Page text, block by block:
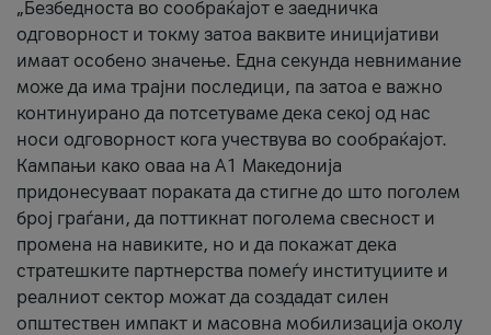
„Безбедноста во сообраќајот е заедничка
одговорност и токму затоа ваквите иницијативи
имаат особено значење. Една секунда невнимание
може да има трајни последици, па затоа е важно
континуирано да потсетуваме дека секој од нас
носи одговорност кога учествува во сообраќајот.
Кампањи како оваа на A1 Македонија
придонесуваат пораката да стигне до што поголем
број граѓани, да поттикнат поголема свесност и
промена на навиките, но и да покажат дека
стратешките партнерства помеѓу институциите и
реалниот сектор можат да создадат силен
општествен импакт и масовна мобилизација околу